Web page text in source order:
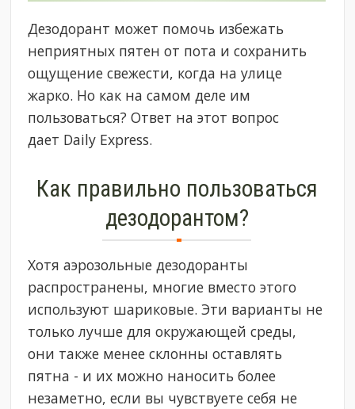
Дезодорант может помочь избежать
неприятных пятен от пота и сохранить
ощущение свежести, когда на улице
жарко. Но как на самом деле им
пользоваться? Ответ на этот вопрос
дает Daily Express.
Как правильно пользоваться
дезодорантом?
Хотя аэрозольные дезодоранты
распространены, многие вместо этого
используют шариковые. Эти варианты не
только лучше для окружающей среды,
они также менее склонны оставлять
пятна - и их можно наносить более
незаметно, если вы чувствуете себя не